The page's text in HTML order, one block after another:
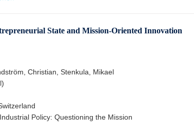
State and Mission-Oriented Innovation
Christian, Stenkula, Mikael
Policy: Questioning the Mission